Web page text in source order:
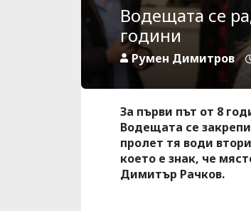
Водещата се
години
Румен Димитров
За първи път от 8
Водещата се
пролет тя води
което е знак, че
Димитър Рачков.